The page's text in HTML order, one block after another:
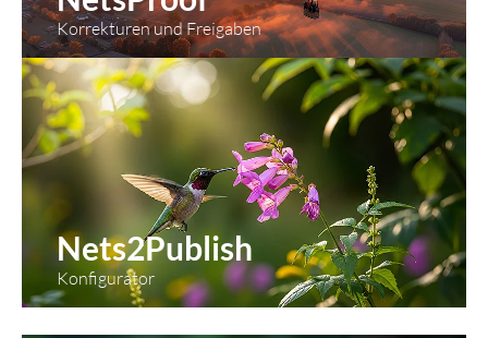
Korrekturen und Freigaben
Nets2Publish
Konfigurator